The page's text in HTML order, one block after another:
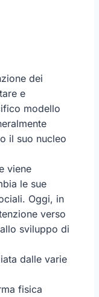
dei
e
modello
il suo nucleo
viene
le sue
Oggi, in
verso
allo sviluppo di
dalle varie
fisica